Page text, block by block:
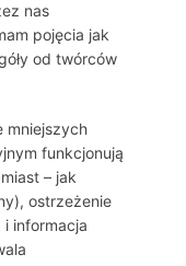
nas
pojęcia jak
od twórców
mniejszych
funkcjonują
– jak
ostrzeżenie
i informacja